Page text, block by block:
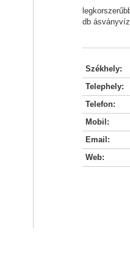
db
Székhely:
Telephely:
Telefon:
Mobil:
Email:
Web: